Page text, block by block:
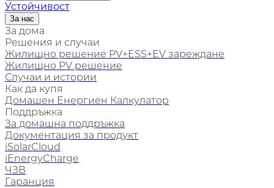
Устойчивост
За нас
За дома
Решения и случаи
Жилищно решение PV+ESS+EV зареждане
Жилищно PV решение
Случаи и истории
Как да купя
Домашен Енергиен Калкулатор
Поддръжка
За домашна поддръжка
Документация за продукт
iSolarCloud
iEnergyCharge
ЧЗВ
Гаранция